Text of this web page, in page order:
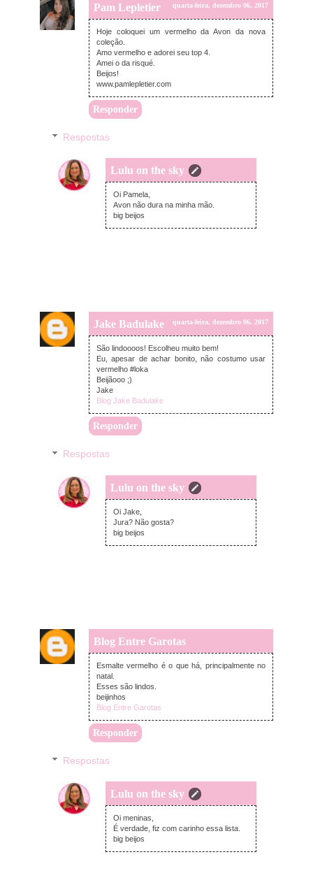
Pam Lepletier quarta-feira, dezembro 06, 2017
Hoje coloquei um vermelho da Avon da nova
coleção.
Amo vermelho e adorei seu top 4.
Amei o da risqué.
Beijos!
www.pamlepletier.com
Responder
Respostas
Lulu on the sky
quarta-feira, dezembro 06, 2017
Oi Pamela,
Avon não dura na minha mão.
big beijos
Jake Badulake quarta-feira, dezembro 06, 2017
São lindoooos! Escolheu muito bem!
Eu, apesar de achar bonito, não costumo usar
vermelho #loka
Beijãooo ;)
Jake
Blog Jake Badulake
Responder
Respostas
Lulu on the sky
quarta-feira, dezembro 06, 2017
Oi Jake,
Jura? Não gosta?
big beijos
Blog Entre Garotas
quarta-feira, dezembro 06, 2017
Esmalte vermelho é o que há, principalmente no
natal.
Esses são lindos.
beijinhos
Blog Entre Garotas
Responder
Respostas
Lulu on the sky
quarta-feira, dezembro 06, 2017
Oi meninas,
É verdade, fiz com carinho essa lista.
big beijos